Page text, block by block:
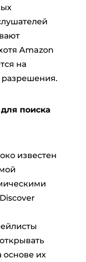
Amazon
на
разрешения.
поиска
известен
основе их